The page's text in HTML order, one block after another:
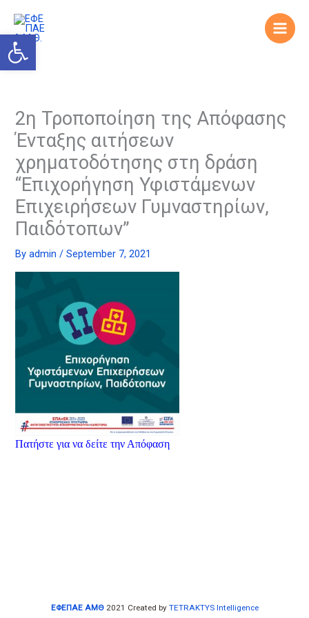
Open toolbar
content
2η Τροποποίηση της Απόφασης
Ένταξης αιτήσεων
χρηματοδότησης στη δράση
“Επιχορήγηση Υφιστάμενων
Επιχειρήσεων Γυμναστηρίων,
Παιδότοπων”
Byadmin/September 7, 2021
Πατήστε για να δείτε την Απόφαση
ΕΦΕΠΑΕ ΑΜΘ 2021 Created by TETRAKTYS Intelligence